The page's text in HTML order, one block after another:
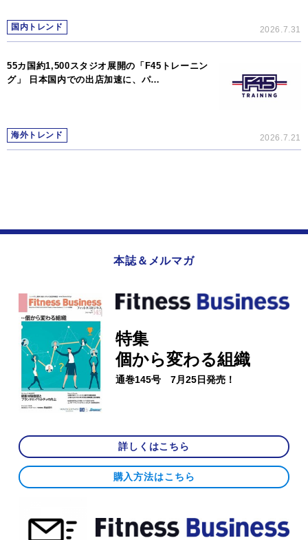
国内トレンド 2026.7.31
55カ国約1,500スタジオ展開の「F45トレーニン
グ」 日本国内での出店加速に、パ…
海外トレンド 2026.7.21
本誌＆メルマガ
特集
個から変わる組織
通巻145号 7月25日発売！
詳しくはこちら
購入方法はこちら